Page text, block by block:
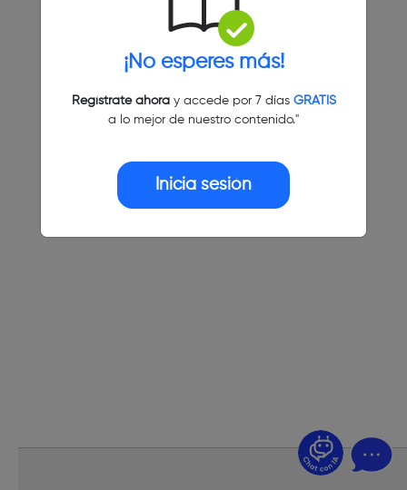
¡No esperes más!
Regístrate ahoray accede por 7 días GRATIS
a lo mejor de nuestro contenido."
Inicia sesión